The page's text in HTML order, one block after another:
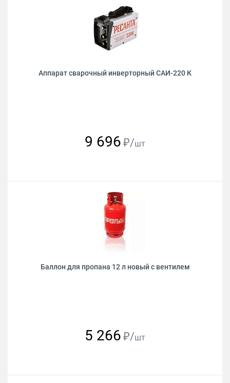
Аппарат сварочный инверторный САИ-220 К
9 696 ₽/шт
Баллон для пропана 12 л новый с вентилем
5 266 ₽/шт